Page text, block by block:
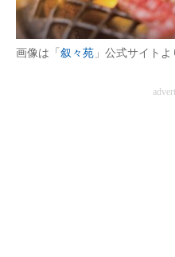
AI活用のいまが分かる
企業ITのトレンドを詳説
画像は「 叙々苑 」公式サイトよ